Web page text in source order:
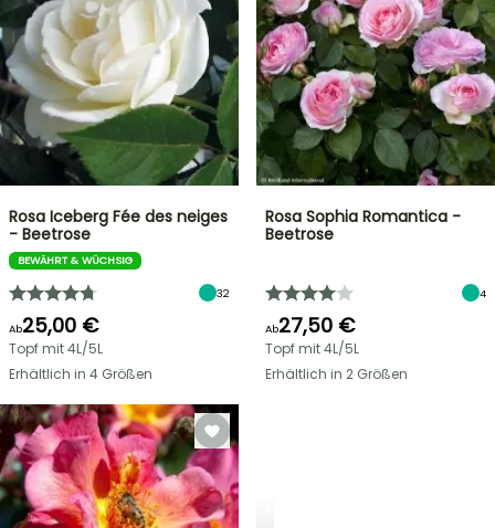
Rosa Iceberg Fée des neiges
- Beetrose
BEWÄHRT & WÜCHSIG
32
Ab25,00 €
Topf mit 4L/5L
Erhältlich in 4 Größen
Rosa Sophia Romantica -
Beetrose
4
Ab27,50 €
Topf mit 4L/5L
Erhältlich in 2 Größen